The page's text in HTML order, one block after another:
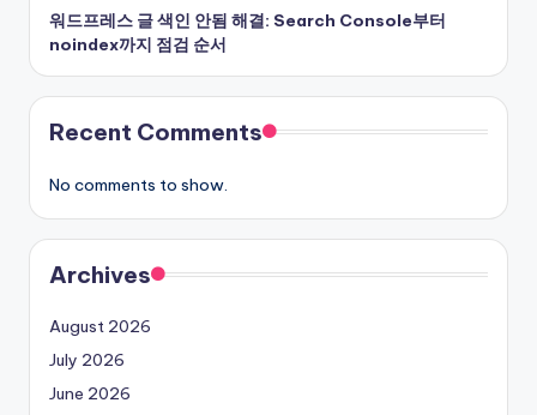
워드프레스 글 색인 안됨 해결: Search Console부터
noindex까지 점검 순서
Recent Comments
No comments to show.
Archives
August 2026
July 2026
June 2026